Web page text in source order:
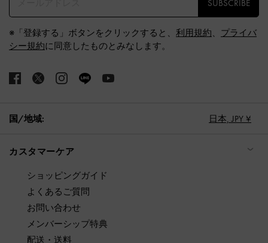
SUBSCRIBE
※「登録する」ボタンをクリックすると、 利用規約、 プライバ
シー規約に同意したものとみなします。
国/地域: 日本, JPY ¥
カスタマーケア
ショッピングガイド
よくあるご質問
お問い合わせ
メンバーシップ特典
配送・送料